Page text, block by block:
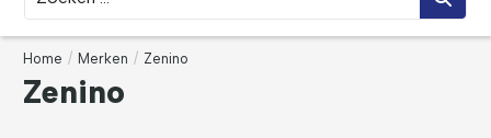
Home / Merken / Zenino
Zenino